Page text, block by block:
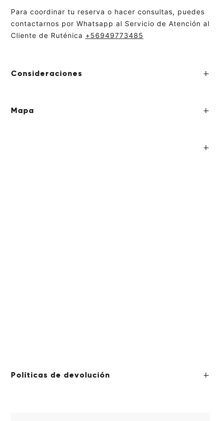
Para coordinar tu reserva o hacer consultas, puedes
contactarnos por Whatsapp al Servicio de Atención al
Cliente de Ruténica +56949773485
Consideraciones
Mapa
Políticas de devolución